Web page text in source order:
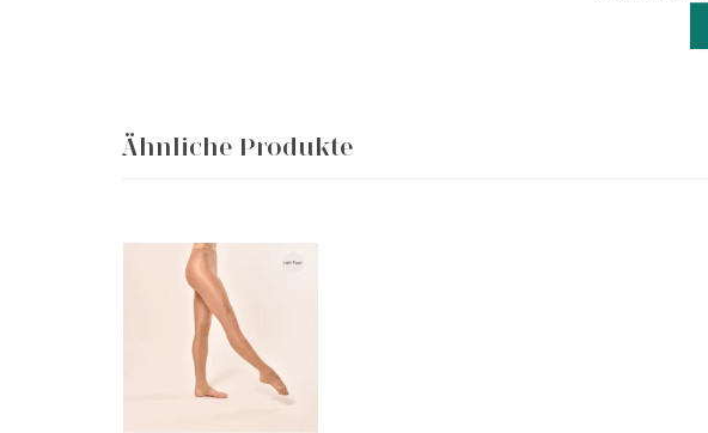
Ähnliche Produkte